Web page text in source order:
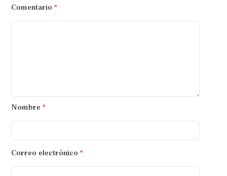
Comentario *
Nombre *
Correo electrónico *